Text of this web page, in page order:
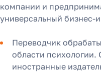
компании и
универсальный бизнес-
Переводчик
области психологии.
иностранные